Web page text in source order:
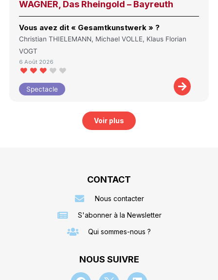
WAGNER, Das Rheingold – Bayreuth
Vous avez dit « Gesamtkunstwerk » ?
Christian THIELEMANN, Michael VOLLE, Klaus Florian
VOGT
6 Août 2026
Spectacle
Voir plus
CONTACT
Nous contacter
S'abonner à la Newsletter
Qui sommes-nous ?
NOUS SUIVRE